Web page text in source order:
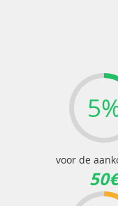
voor de
50€